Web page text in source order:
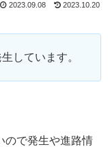
2023.09.08 2023.10.20
しています。
ので発生や進路情